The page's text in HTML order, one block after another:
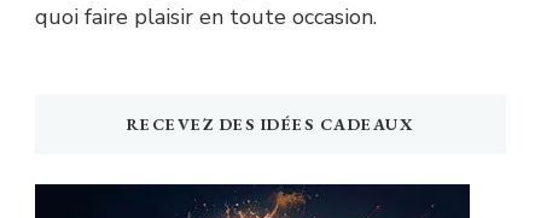
quoi faire plaisir en toute occasion.
RECEVEZ DES IDÉES CADEAUX